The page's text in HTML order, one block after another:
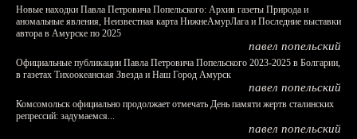
Новые находки Павла Петровича Попельского: Архив газеты Природа и
аномальные явления, Неизвестная карта НижнеАмурЛага и Последние выставки
автора в Амурске по 2025
павел попельский
Официальные публикации Павла Петровича Попельского 2023-2025 в Болгарии,
в газетах Тихоокеанская Звезда и Наш Город Амурск
павел попельский
Комсомольск официально продолжает отмечать День памяти жертв сталинских
репрессий: задумаемся...
павел попельский